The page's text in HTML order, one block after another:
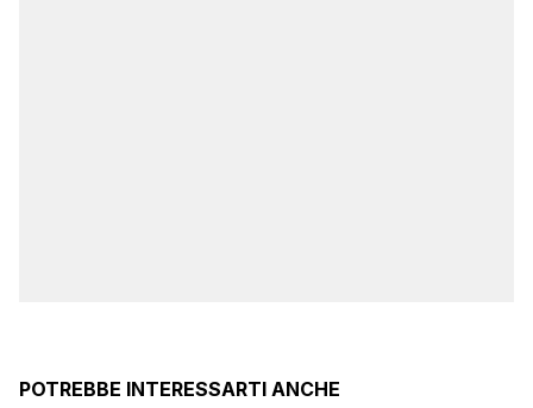
POTREBBE INTERESSARTI ANCHE